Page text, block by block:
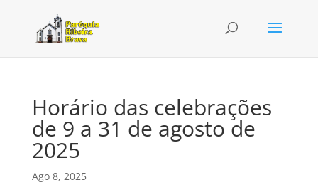
Horário das celebrações
de 9 a 31 de agosto de
2025
Ago 8, 2025